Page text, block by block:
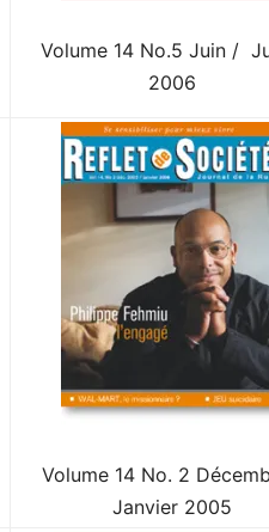
Volume 14 No.5 Juin /
2006
Volume 14 No. 2
Janvier 2005